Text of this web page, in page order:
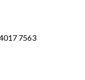
7563